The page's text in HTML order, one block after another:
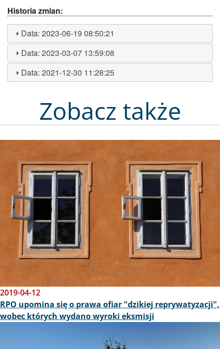
Historia zmian:
Data:2023-06-19 08:50:21
Data:2023-03-07 13:59:08
Data:2021-12-30 11:28:25
Zobacz także
2019-04-12
RPO upomina się o prawa ofiar "dzikiej reprywatyzacji",
wobec których wydano wyroki eksmisji